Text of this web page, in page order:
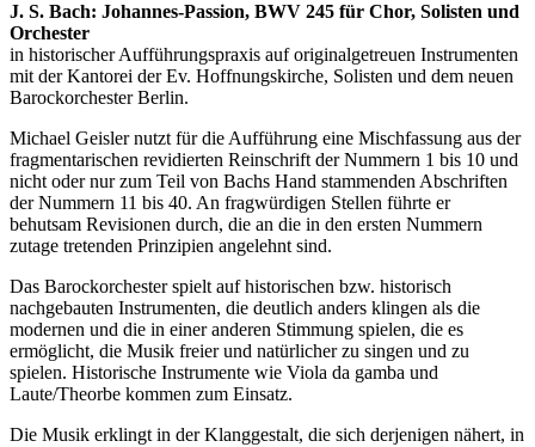
J. S. Bach: Johannes-Passion, BWV 245 für Chor, Solisten und
Orchester
in historischer Aufführungspraxis auf originalgetreuen Instrumenten
mit der Kantorei der Ev. Hoffnungskirche, Solisten und dem neuen
Barockorchester Berlin.
Michael Geisler nutzt für die Aufführung eine Mischfassung aus der
fragmentarischen revidierten Reinschrift der Nummern 1 bis 10 und
nicht oder nur zum Teil von Bachs Hand stammenden Abschriften
der Nummern 11 bis 40. An fragwürdigen Stellen führte er
behutsam Revisionen durch, die an die in den ersten Nummern
zutage tretenden Prinzipien angelehnt sind.
Das Barockorchester spielt auf historischen bzw. historisch
nachgebauten Instrumenten, die deutlich anders klingen als die
modernen und die in einer anderen Stimmung spielen, die es
ermöglicht, die Musik freier und natürlicher zu singen und zu
spielen. Historische Instrumente wie Viola da gamba und
Laute/Theorbe kommen zum Einsatz.
Die Musik erklingt in der Klanggestalt, die sich derjenigen nähert, in